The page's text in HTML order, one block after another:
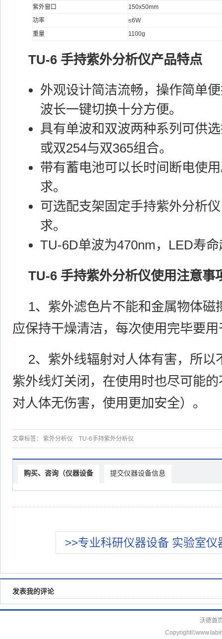
紫外窗口
150x50mm
功率
≤6W
重量
1100g
TU-6 手持紫外分析仪产品特点
外观设计简洁流畅，操作简单
波长一键切换十分方便。
具有单波和双波两种系列可供
或双254与双365组合。
带有蓄电池可以长时间断电使
求。
可选配支架固定手持紫外分析
求。
TU-6D单波为470nm，LED寿
TU-6 手持紫外分析仪使用注意事
1、紫外滤色片不能和金属物体磁
应保持干燥清洁，每次使用完毕要
2、紫外线辐射对人体有害，所以
紫外线灯关闭，在使用时也尽可能
对人体无伤害，使用更加安全）。
文章标签： 紫外分析仪 TU-6手持紫外分析仪
购买、咨询（仪器设备 提交仪器设备信息
>>专业科研仪器设备 实验室仪
发表我的评论
沃德首